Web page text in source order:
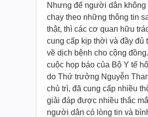
Nhưng để người dân không
chạy theo những thông tin
thật, thì các cơ quan hữu
cung cấp kịp thời và đầy đủ
về dịch bệnh cho cộng
cuộc họp báo của Bộ Y tế
do Thứ trưởng Nguyễn
chủ trì, đã cung cấp nhiều
giải đáp được nhiều thắc
người dân có lòng tin và